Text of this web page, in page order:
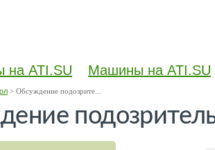
на ATI.SU Машины на ATI.SU
> Обсуждение подозрите...